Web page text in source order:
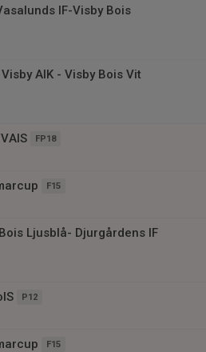
IF-Visby Bois
AIK - Visby Bois Vit
FP18
F15
Ljusblå- Djurgårdens IF
P12
F15